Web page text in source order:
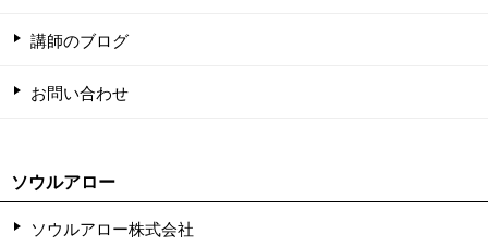
講師のブログ
お問い合わせ
ソウルアロー
ソウルアロー株式会社